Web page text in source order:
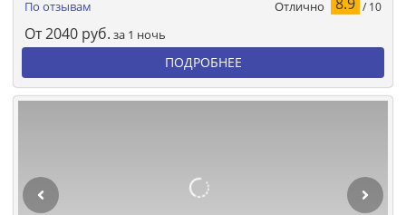
По отзывам Отлично / 10
От2040 руб. за 1 ночь
ПОДРОБНЕЕ